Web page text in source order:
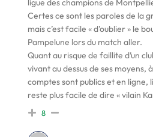
ligue des champions de
Certes ce sont les paroles de la
mais c’est facile « d’oublier » le
Pampelune lors du match aller.
Quant au risque de faillite d’un
vivant au dessus de ses moyens,
comptes sont publics et en ligne,
reste plus facile de dire « vilain
8